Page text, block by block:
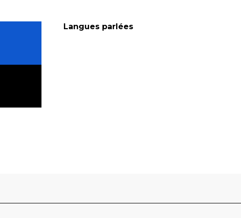
Langues parlées
Langues parlées